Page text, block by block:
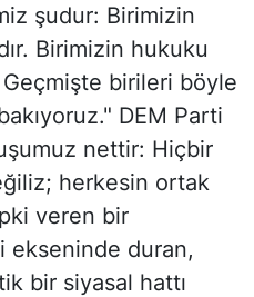
şudur: Birimizin
Birimizin hukuku
birileri böyle
DEM Parti
nettir: Hiçbir
herkesin ortak
veren bir
ekseninde duran,
bir siyasal hattı